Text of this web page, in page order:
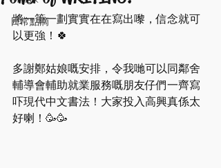
日常點滴
將一筆一劃實實在在寫出嚟，信念就可
以更強！🍀
多謝鄭姑娘嘅安排，令我哋可以同鄰舍
輔導會輔助就業服務嘅朋友仔們一齊寫
吓現代中文書法！大家投入高興真係太
好喇！🥳🥳